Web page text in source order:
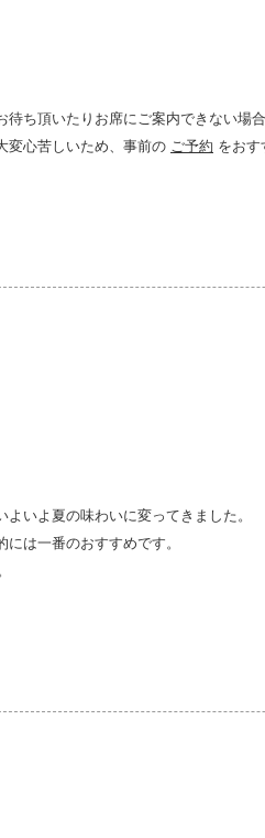
ち頂いたりお席にご案内できない場合
変心苦しいため、事前の ご予約 をおす
いよ夏の味わいに変ってきました。
は一番のおすすめです。